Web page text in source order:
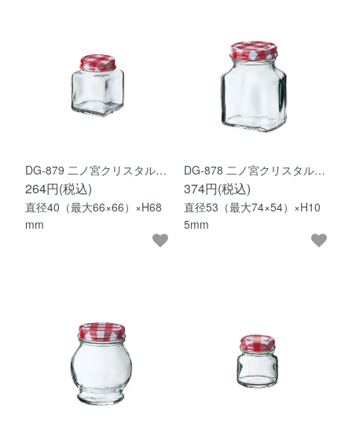
DG-879 二ノ宮クリスタル…
264円(税込)
直径40（最大66×66）×H68
mm
DG-878 二ノ宮クリスタル…
374円(税込)
直径53（最大74×54）×H10
5mm